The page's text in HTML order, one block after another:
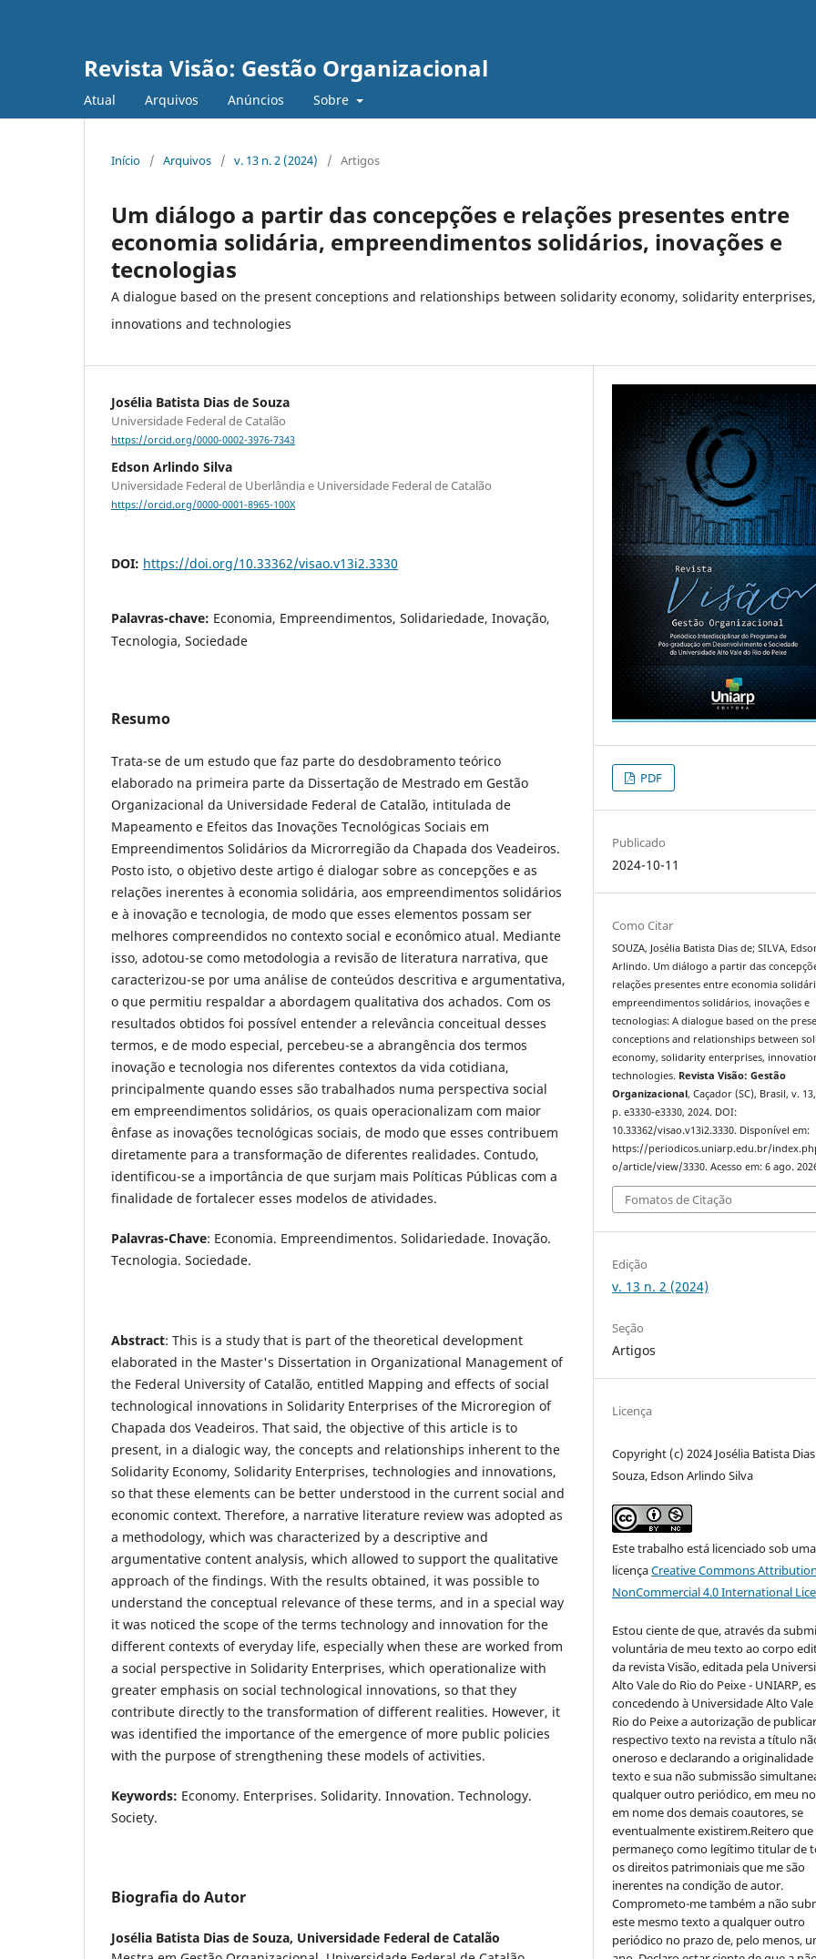
Revista Visão: Gestão Organizacional
Atual Arquivos Anúncios Sobre
Início / Arquivos / v. 13 n. 2 (2024) / Artigos
Um diálogo a partir das concepções e relações presentes entre
economia solidária, empreendimentos solidários, inovações e
tecnologias
A dialogue based on the present conceptions and relationships between solidarity economy, solidarity enterprises,
innovations and technologies
Josélia Batista Dias de Souza
Universidade Federal de Catalão
https://orcid.org/0000-0002-3976-7343
Edson Arlindo Silva
Universidade Federal de Uberlândia e Universidade Federal de Catalão
https://orcid.org/0000-0001-8965-100X
DOI: https://doi.org/10.33362/visao.v13i2.3330
Palavras-chave: Economia, Empreendimentos, Solidariedade, Inovação,
Tecnologia, Sociedade
Resumo
Trata-se de um estudo que faz parte do desdobramento teórico
elaborado na primeira parte da Dissertação de Mestrado em Gestão
Organizacional da Universidade Federal de Catalão, intitulada de
Mapeamento e Efeitos das Inovações Tecnológicas Sociais em
Empreendimentos Solidários da Microrregião da Chapada dos Veadeiros.
Posto isto, o objetivo deste artigo é dialogar sobre as concepções e as
relações inerentes à economia solidária, aos empreendimentos solidários
e à inovação e tecnologia, de modo que esses elementos possam ser
melhores compreendidos no contexto social e econômico atual. Mediante
isso, adotou-se como metodologia a revisão de literatura narrativa, que
caracterizou-se por uma análise de conteúdos descritiva e argumentativa,
o que permitiu respaldar a abordagem qualitativa dos achados. Com os
resultados obtidos foi possível entender a relevância conceitual desses
termos, e de modo especial, percebeu-se a abrangência dos termos
inovação e tecnologia nos diferentes contextos da vida cotidiana,
principalmente quando esses são trabalhados numa perspectiva social
em empreendimentos solidários, os quais operacionalizam com maior
ênfase as inovações tecnológicas sociais, de modo que esses contribuem
diretamente para a transformação de diferentes realidades. Contudo,
identificou-se a importância de que surjam mais Políticas Públicas com a
finalidade de fortalecer esses modelos de atividades.
Palavras-Chave: Economia. Empreendimentos. Solidariedade. Inovação.
Tecnologia. Sociedade.
Abstract: This is a study that is part of the theoretical development
elaborated in the Master's Dissertation in Organizational Management of
the Federal University of Catalão, entitled Mapping and effects of social
technological innovations in Solidarity Enterprises of the Microregion of
Chapada dos Veadeiros. That said, the objective of this article is to
present, in a dialogic way, the concepts and relationships inherent to the
Solidarity Economy, Solidarity Enterprises, technologies and innovations,
so that these elements can be better understood in the current social and
economic context. Therefore, a narrative literature review was adopted as
a methodology, which was characterized by a descriptive and
argumentative content analysis, which allowed to support the qualitative
approach of the findings. With the results obtained, it was possible to
understand the conceptual relevance of these terms, and in a special way
it was noticed the scope of the terms technology and innovation for the
different contexts of everyday life, especially when these are worked from
a social perspective in Solidarity Enterprises, which operationalize with
greater emphasis on social technological innovations, so that they
contribute directly to the transformation of different realities. However, it
was identified the importance of the emergence of more public policies
with the purpose of strengthening these models of activities.
Keywords: Economy. Enterprises. Solidarity. Innovation. Technology.
Society.
Biografia do Autor
Josélia Batista Dias de Souza, Universidade Federal de Catalão
PDF
Publicado
2024-10-11
Como Citar
SOUZA, Josélia Batista Dias de; SILVA,
Arlindo. Um diálogo a partir das
relações presentes entre economia
empreendimentos solidários, inovações e
tecnologias: A dialogue based on the
conceptions and relationships between
economy, solidarity enterprises,
technologies. Revista Visão: Gestão
Organizacional, Caçador (SC), Brasil, v.
p. e3330-e3330, 2024. DOI:
10.33362/visao.v13i2.3330. Disponível em:
https://periodicos.uniarp.edu.br/
o/article/view/3330. Acesso em: 6 ago.
Fomatos de Citação
Edição
v. 13 n. 2 (2024)
Seção
Artigos
Licença
Copyright (c) 2024 Josélia Batista
Souza, Edson Arlindo Silva
Este trabalho está licenciado sob uma
licençaCreative Commons
NonCommercial 4.0 International
Estou ciente de que, através da
voluntária de meu texto ao corpo
da revista Visão, editada pela
Alto Vale do Rio do Peixe - UNIARP,
concedendo à Universidade Alto
Rio do Peixe a autorização de
respectivo texto na revista a título
oneroso e declarando a
texto e sua não submissão
qualquer outro periódico, em meu
em nome dos demais coautores, se
eventualmente existirem.Reitero que
permaneço como legítimo titular de
os direitos patrimoniais que me são
inerentes na condição de autor.
Comprometo-me também a não
este mesmo texto a qualquer outro
periódico no prazo de, pelo menos,